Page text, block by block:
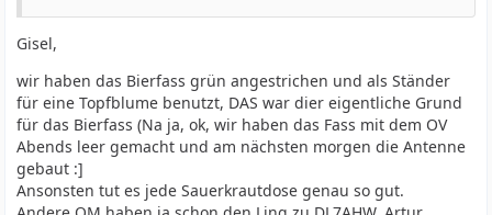
Gisel,
wir haben das Bierfass grün angestrichen und als Ständer
für eine Topfblume benutzt, DAS war dier eigentliche Grund
für das Bierfass (Na ja, ok, wir haben das Fass mit dem OV
Abends leer gemacht und am nächsten morgen die Antenne
gebaut :]
Ansonsten tut es jede Sauerkrautdose genau so gut.